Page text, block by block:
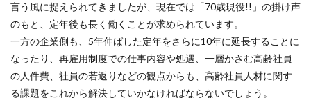
言う風に捉えられてきましたが、現在では「70歳現役!!」の掛け声
のもと、定年後も長く働くことが求められています。
一方の企業側も、5年伸ばした定年をさらに10年に延長することに
なったり、再雇用制度での仕事内容や処遇、一層かさむ高齢社員
の人件費、社員の若返りなどの観点からも、高齢社員人材に関す
る課題をこれから解決していかなければならないでしょう。